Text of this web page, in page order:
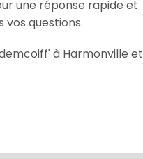
une réponse rapide et
questions.
à Harmonville et